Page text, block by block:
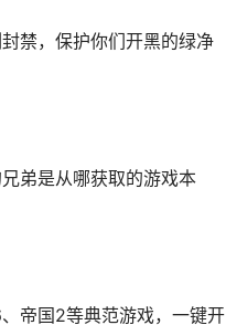
禁，保护你们开黑的绿净
弟是从哪获取的游戏本
帝国2等典范游戏，一键开